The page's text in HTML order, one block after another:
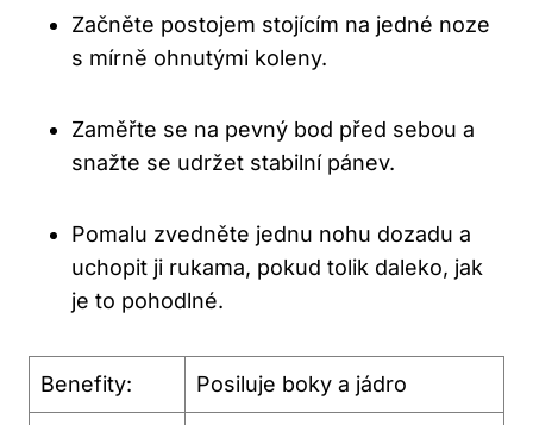
Začněte postojem stojícím na jedné noze
s mírně ohnutými koleny.
Zaměřte se na pevný bod před sebou a
snažte se udržet stabilní pánev.
Pomalu zvedněte jednu nohu dozadu a
uchopit ji rukama, pokud tolik daleko, jak
je to pohodlné.
Benefity: Posiluje boky a jádro